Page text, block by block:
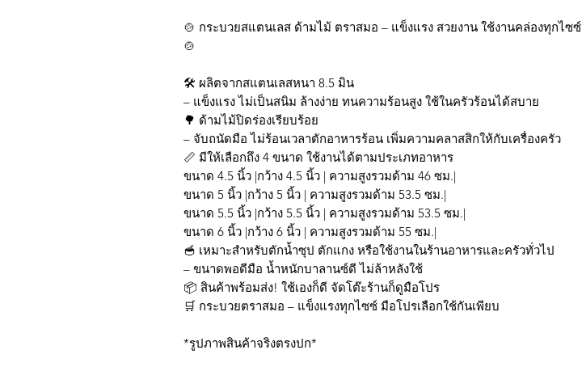
🍲 กระบวยสแตนเลส ด้ามไม้ ตราสมอ – แข็งแรง สวยงาน ใช้งานคล่องทุกไซซ์
🍲
🛠️ ผลิตจากสแตนเลสหนา 8.5 มิน
– แข็งแรง ไม่เป็นสนิม ล้างง่าย ทนความร้อนสูง ใช้ในครัวร้อนได้สบาย
🌳 ด้ามไม้ปิดร่องเรียบร้อย
– จับถนัดมือ ไม่ร้อนเวลาตักอาหารร้อน เพิ่มความคลาสสิกให้กับเครื่องครัว
📏 มีให้เลือกถึง 4 ขนาด ใช้งานได้ตามประเภทอาหาร
ขนาด 4.5 นิ้ว |กว้าง 4.5 นิ้ว | ความสูงรวมด้าม 46 ซม.|
ขนาด 5 นิ้ว |กว้าง 5 นิ้ว | ความสูงรวมด้าม 53.5 ซม.|
ขนาด 5.5 นิ้ว |กว้าง 5.5 นิ้ว | ความสูงรวมด้าม 53.5 ซม.|
ขนาด 6 นิ้ว |กว้าง 6 นิ้ว | ความสูงรวมด้าม 55 ซม.|
🥣 เหมาะสำหรับตักน้ำซุป ตักแกง หรือใช้งานในร้านอาหารและครัวทั่วไป
– ขนาดพอดีมือ น้ำหนักบาลานซ์ดี ไม่ล้าหลังใช้
📦 สินค้าพร้อมส่ง! ใช้เองก็ดี จัดโต๊ะร้านก็ดูมือโปร
🛒 กระบวยตราสมอ – แข็งแรงทุกไซซ์ มือโปรเลือกใช้กันเพียบ
*รูปภาพสินค้าจริงตรงปก*